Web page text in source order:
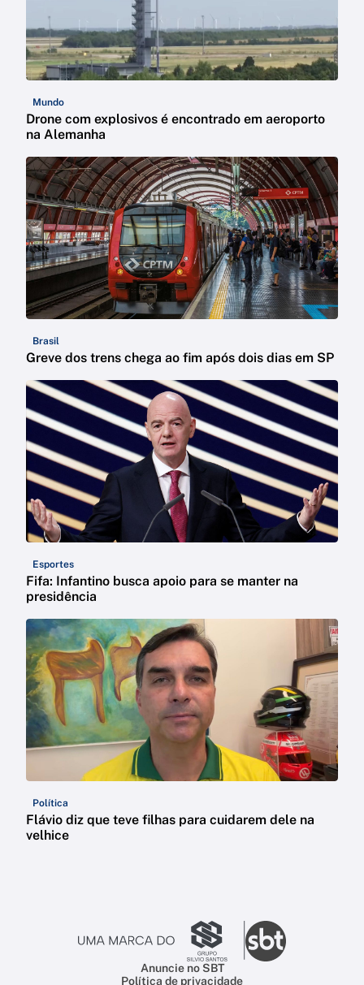
Mundo
Drone com explosivos é encontrado em aeroporto
na Alemanha
Brasil
Greve dos trens chega ao fim após dois dias em SP
Esportes
Fifa: Infantino busca apoio para se manter na
presidência
Política
Flávio diz que teve filhas para cuidarem dele na
velhice
Anuncie no SBT
Política de privacidade